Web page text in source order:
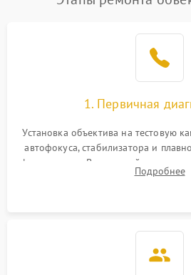
Проблемы с резкостью
1. Первичная
Установка объектива на тестовую
автофокуса, стабилизатора и
фокусировки. Визуальный осмотр
грибка, пыли и оценка состояния
Подробнее